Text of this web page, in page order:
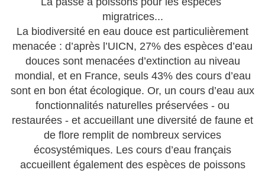
migratrices...
La biodiversité en eau douce est particulièrement
menacée : d’après l’UICN, 27% des espèces d’eau
douces sont menacées d’extinction au niveau
mondial, et en France, seuls 43% des cours d’eau
sont en bon état écologique. Or, un cours d’eau aux
fonctionnalités naturelles préservées - ou
restaurées - et accueillant une diversité de faune et
de flore remplit de nombreux services
écosystémiques. Les cours d’eau français
accueillent également des espèces de poissons